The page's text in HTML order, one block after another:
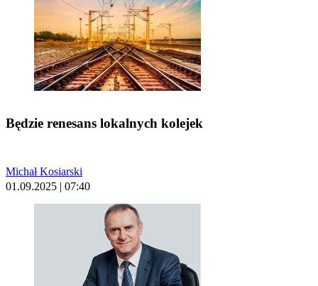
Będzie renesans lokalnych kolejek
Michał Kosiarski
01.09.2025 | 07:40